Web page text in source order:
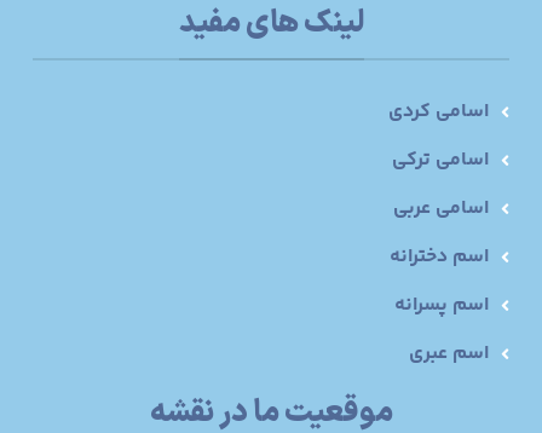
لینک های مفید
اسامی کردی
اسامی ترکی
اسامی عربی
اسم دخترانه
اسم پسرانه
اسم عبری
موقعیت ما در نقشه